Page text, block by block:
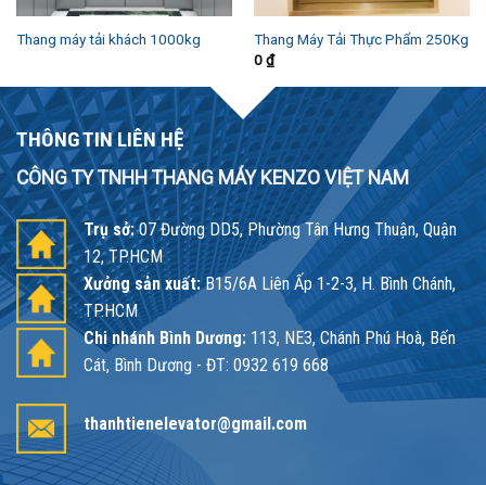
Thang máy tải khách 1000kg
Thang Máy Tải Thực Phẩm 250Kg
0₫
THÔNG TIN LIÊN HỆ
CÔNG TY TNHH THANG MÁY KENZO VIỆT NAM
Trụ sở:07 Đường DD5, Phường Tân Hưng Thuận, Quận
12, TP.HCM
Xưởng sản xuất:B15/6A Liên Ấp 1-2-3, H. Bình Chánh,
TP.HCM
Chi nhánh Bình Dương: 113, NE3, Chánh Phú Hoà, Bến
Cát, Bình Dương - ĐT: 0932 619 668
thanhtienelevator@gmail.com